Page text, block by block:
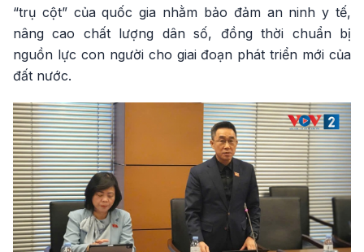
“trụ cột” của quốc gia nhằm bảo đảm an ninh y tế,
nâng cao chất lượng dân số, đồng thời chuẩn bị
nguồn lực con người cho giai đoạn phát triển mới của
đất nước.